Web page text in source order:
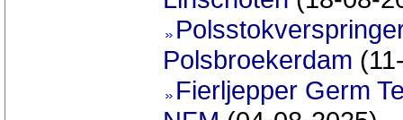
Polsbroekerdam
Fierljepper Germ